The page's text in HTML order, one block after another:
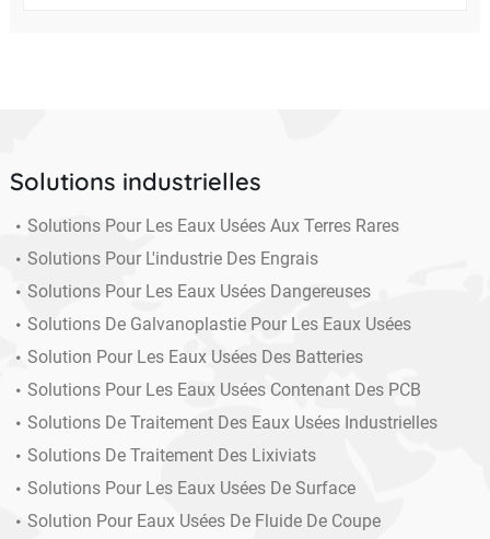
Solutions industrielles
Solutions Pour Les Eaux Usées Aux Terres Rares
Solutions Pour L'industrie Des Engrais
Solutions Pour Les Eaux Usées Dangereuses
Solutions De Galvanoplastie Pour Les Eaux Usées
Solution Pour Les Eaux Usées Des Batteries
Solutions Pour Les Eaux Usées Contenant Des PCB
Solutions De Traitement Des Eaux Usées Industrielles
Solutions De Traitement Des Lixiviats
Solutions Pour Les Eaux Usées De Surface
Solution Pour Eaux Usées De Fluide De Coupe